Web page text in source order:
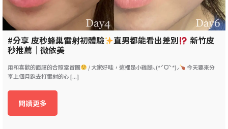
#分享 皮秒蜂巢雷射初體驗 直男都能看出差別 新竹皮
秒推薦｜微依美
用和喜歡的面膜的合照當首圖 / 大家好哇，這裡是小雞腿⸜(*ˊᗜˋ*)⸝
今天要來分
享上個月跑去打雷射的心 [...]
閱讀更多